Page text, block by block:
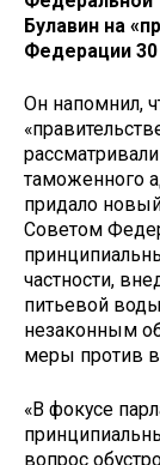
Булавин на
Федерации 30
Он напомнил,
таможенного
придало
Советом
частности,
питьевой
незаконным
меры против
«В фокусе
вопрос